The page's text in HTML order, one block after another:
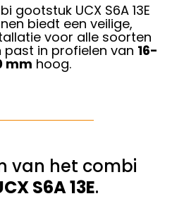
gootstuk UCX S6A 13E
biedt een veilige,
voor alle soorten
past in profielen van 16-
mm hoog.
van het combi
S6A 13E.